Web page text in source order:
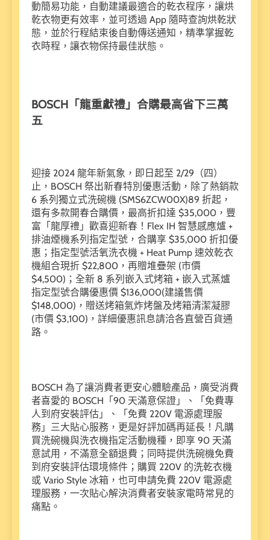
動簡易功能，自動建議最適合的乾衣程序，讓烘
乾衣物更有效率，並可透過 App 隨時查詢烘乾狀
態，並於行程結束後自動傳送通知，精準掌握乾
衣時程，讓衣物保持最佳狀態。
BOSCH「龍重獻禮」合購最高省下三萬
五
迎接 2024 龍年新氣象，即日起至 2/29（四）
止，BOSCH 祭出新春特別優惠活動，除了熱銷款
6 系列獨立式洗碗機 (SMS6ZCW00X)89 折起，
還有多款開春合購價，最高折扣達 $35,000，豐
富「龍厚禮」歡喜迎新春！Flex IH 智慧感應爐 +
排油煙機系列指定型號，合購享 $35,000 折扣優
惠；指定型號活氧洗衣機 + Heat Pump 速效乾衣
機組合現折 $22,800，再贈堆疊架 (市價
$4,500)；全新 8 系列嵌入式烤箱 + 嵌入式蒸爐
指定型號合購優惠價 $136,000(建議售價
$148,000)，贈送烤箱氣炸烤盤及烤箱清潔凝膠
(市價 $3,100)，詳細優惠訊息請洽各直營百貨通
路。
BOSCH 為了讓消費者更安心體驗產品，廣受消費
者喜愛的 BOSCH「90 天滿意保證」、「免費專
人到府安裝評估」、「免費 220V 電源處理服
務」三大貼心服務，更是好評加碼再延長！凡購
買洗碗機與洗衣機指定活動機種，即享 90 天滿
意試用，不滿意全額退費；同時提供洗碗機免費
到府安裝評估環境條件；購買 220V 的洗乾衣機
或 Vario Style 冰箱，也可申請免費 220V 電源處
理服務，一次貼心解決消費者安裝家電時常見的
痛點。